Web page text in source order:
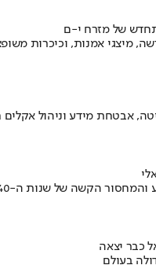
של מזרח י-ם
אבטחת מידע וניהול
כבר יצאה
בעולם